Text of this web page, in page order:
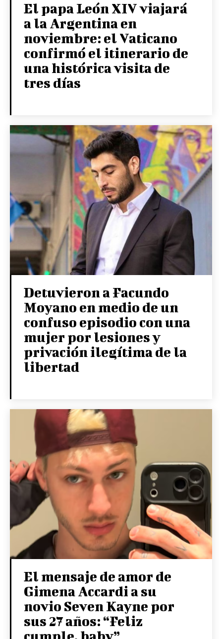
El papa León XIV viajará
a la Argentina en
noviembre: el Vaticano
confirmó el itinerario de
una histórica visita de
tres días
Detuvieron a Facundo
Moyano en medio de un
confuso episodio con una
mujer por lesiones y
privación ilegítima de la
libertad
El mensaje de amor de
Gimena Accardi a su
novio Seven Kayne por
sus 27 años: “Feliz
cumple, baby”